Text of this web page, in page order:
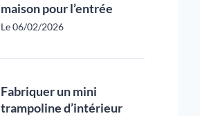
maison pour l’entrée
Le 06/02/2026
Fabriquer un mini
trampoline d’intérieur